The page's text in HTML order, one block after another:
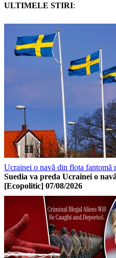
ULTIMELE STIRI:
Ucrainei o navă din flota fantomă
Suedia va preda Ucrainei o
[Ecopolitic] 07/08/2026